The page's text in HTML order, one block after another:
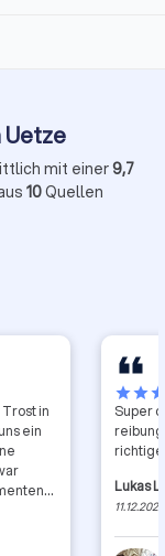
mit einer9,7
10Quellen
in
ein
starstar
Super
Lukas
11.12.2025